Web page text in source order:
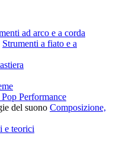
ad arco e a corda
Strumenti a fiato e a
Performance
del suono Composizione,
e teorici